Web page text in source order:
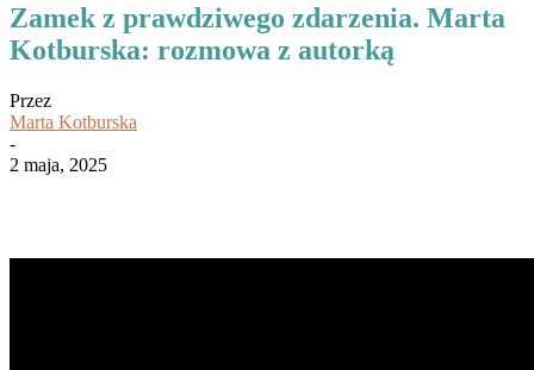
Zamek z prawdziwego zdarzenia. Marta
Kotburska: rozmowa z autorką
Przez
Marta Kotburska
-
2 maja, 2025